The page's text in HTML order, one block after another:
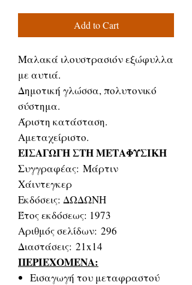
Add to Cart
Μαλακά ιλουστρασιόν εξώφυλλα
με αυτιά.
Δημοτική γλώσσα, πολυτονικό
σύστημα.
Άριστη κατάσταση.
Αμεταχείριστο.
ΕΙΣΑΓΩΓΗ ΣΤΗ ΜΕΤΑΦΥΣΙΚΗ
Συγγραφέας: Μάρτιν
Χάιντεγκερ
Εκδόσεις: ΔΩΔΩΝΗ
Έτος εκδόσεως: 1973
Αριθμός σελίδων: 296
Διαστάσεις: 21x14
ΠΕΡΙΕΧΟΜΕΝΑ:
Εισαγωγή του μεταφραστού